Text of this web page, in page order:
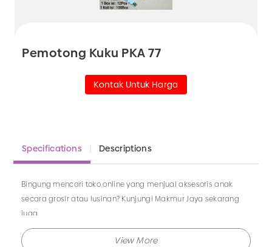
Pemotong Kuku PKA 77
Kontak Untuk Harga
Specifications Descriptions
Bingung mencari toko online yang menjual aksesoris anak
secara grosir atau lusinan? Kunjungi Makmur Jaya sekarang
juga.
Makmur Jaya selalu menghadirkan berbagai produk aksesoris